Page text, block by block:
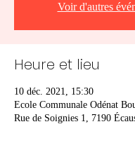
Voir d'autres
Heure et lieu
10 déc. 2021, 15:30
Ecole Communale Odénat
Rue de Soignies 1, 7190